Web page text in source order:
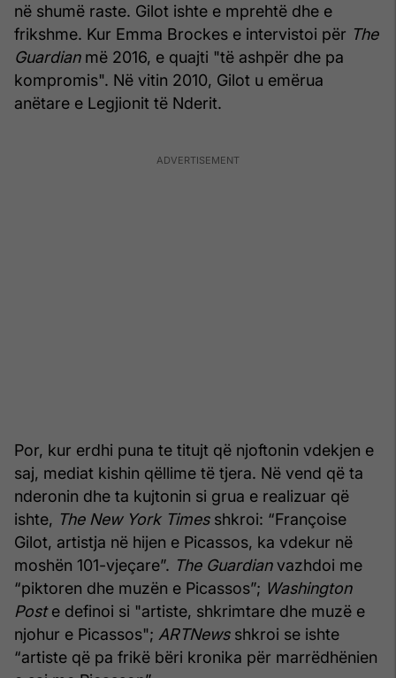
në shumë raste. Gilot ishte e mprehtë dhe e
frikshme. Kur Emma Brockes e intervistoi për The
Guardianmë 2016, e quajti "të ashpër dhe pa
kompromis". Në vitin 2010, Gilot u emërua
anëtare e Legjionit të Nderit.
Por, kur erdhi puna te titujt që njoftonin vdekjen e
saj, mediat kishin qëllime të tjera. Në vend që ta
nderonin dhe ta kujtonin si grua e realizuar që
ishte, The New York Timesshkroi: “Françoise
Gilot, artistja në hijen e Picassos, ka vdekur në
moshën 101-vjeçare”. The Guardianvazhdoi me
“piktoren dhe muzën e Picassos”; Washington
Poste definoi si "artiste, shkrimtare dhe muzë e
njohur e Picassos"; ARTNewsshkroi se ishte
“artiste që pa frikë bëri kronika për marrëdhënien